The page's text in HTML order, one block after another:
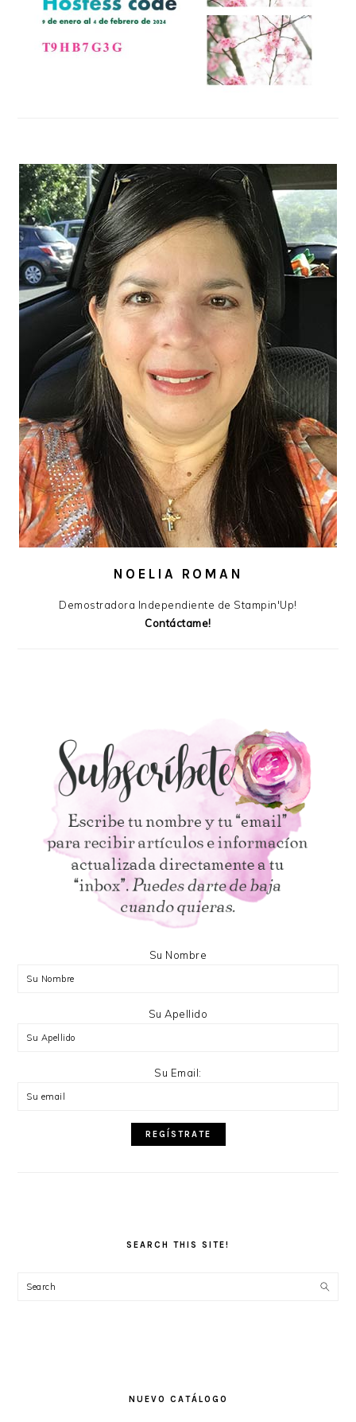
NOELIA ROMAN
Demostradora Independiente de Stampin'Up!
Contáctame!
Su Nombre
Su Apellido
Su Email:
SEARCH THIS SITE!
Search
NUEVO CATÁLOGO